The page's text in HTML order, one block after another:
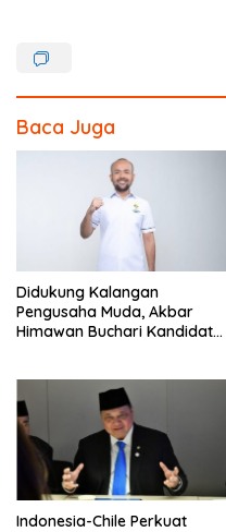
o
o
Baca Juga
Didukung Kalangan
Pengusaha Muda, Akbar
Himawan Buchari Kandidat
Indonesia-Chile Perkuat